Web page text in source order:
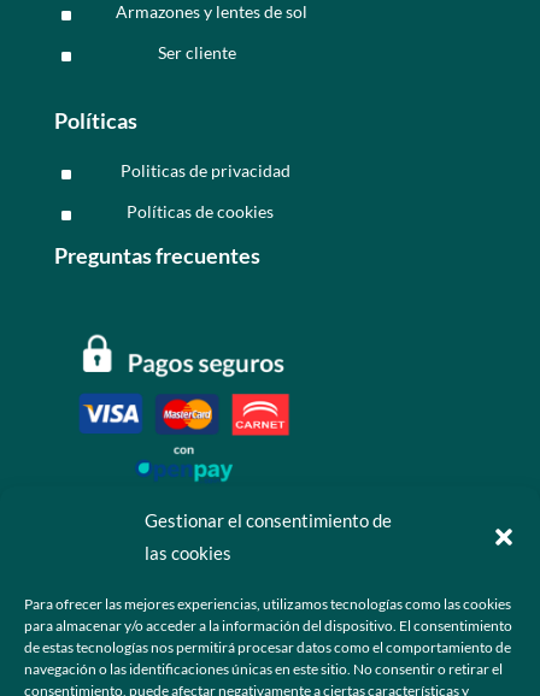
Gestionar el consentimiento de
las cookies
Para ofrecer las mejores experiencias, utilizamos tecnologías como las cookies
para almacenar y/o acceder a la información del dispositivo. El consentimiento
de estas tecnologías nos permitirá procesar datos como el comportamiento de
navegación o las identificaciones únicas en este sitio. No consentir o retirar el
consentimiento, puede afectar negativamente a ciertas características y
^ Armazones y lentes de sol
^ Ser cliente
Políticas
^ Politicas de privacidad
^ Políticas de cookies
Preguntas frecuentes
 +52 55 6173 7725 (Ventas)
 hola@grupo-omk.com